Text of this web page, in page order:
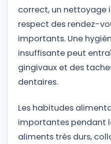
correct, un nettoyage
respect des rendez-
importants. Une
insuffisante peut
gingivaux et des
dentaires.
Les habitudes
importantes pendant
aliments très durs,